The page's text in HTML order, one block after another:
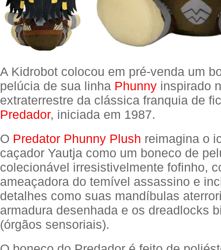
A Kidrobot colocou em pré-venda um
pelúcia de sua linha Phunny inspirado
extraterrestre da clássica franquia de
Predador, iniciada em 1987.
O Predator Phunny Plush reimagina o
caçador Yautja como um boneco de
colecionável irresistivelmente fofinho,
ameaçadora do temível assassino e
detalhes como suas mandíbulas
armadura desenhada e os dreadlocks
(órgãos sensoriais).